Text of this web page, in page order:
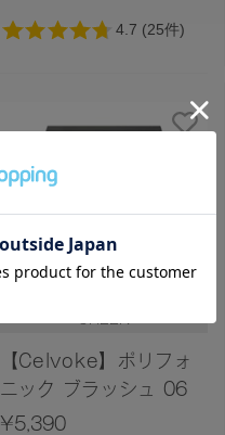
メール便対応
【Celvoke】ポリフォ
ニック ブラッシュ 06
¥5,390